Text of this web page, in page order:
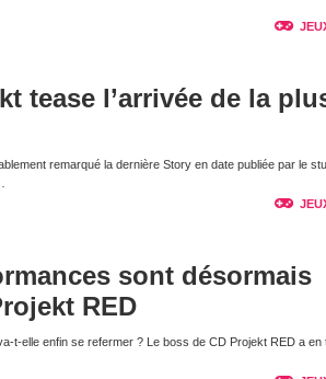
tease l’arrivée de la
remarqué la dernière Story en date publiée par le
sont désormais
RED
t-elle enfin se refermer ? Le boss de CD Projekt RED a en